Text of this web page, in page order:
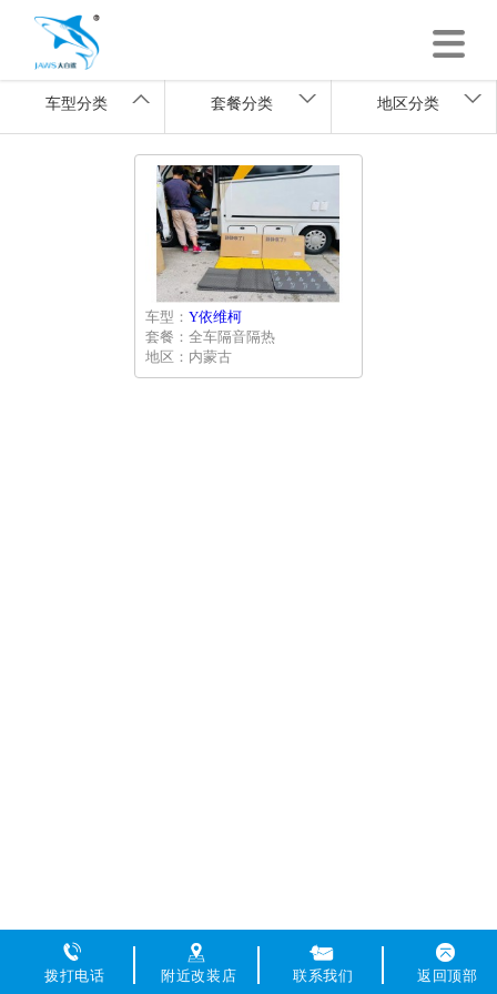
车型分类 套餐分类 地区分类
车型： Y依维柯
套餐：全车隔音隔热
地区：内蒙古
拨打电话 附近改装店 联系我们 返回顶部